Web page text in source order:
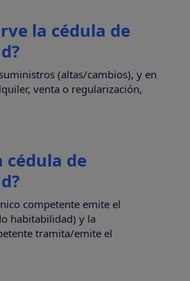
la cédula de
(altas/cambios), y en
venta o regularización,
cédula de
competente emite el
habitabilidad) y la
tramita/emite el